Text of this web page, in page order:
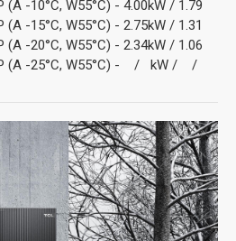
(A -10°C, W55°C) - 4.00kW / 1.79
(A -15°C, W55°C) - 2.75kW / 1.31
(A -20°C, W55°C) - 2.34kW / 1.06
(A -25°C, W55°C) - / kW / /